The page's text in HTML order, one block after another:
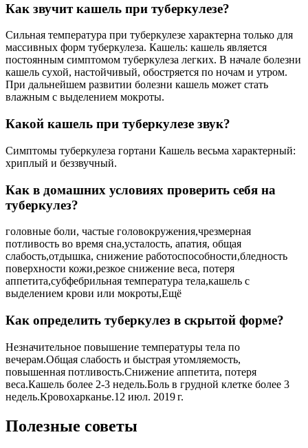
Как звучит кашель при туберкулезе?
Сильная температура при туберкулезе характерна только для
массивных форм туберкулеза. Кашель: кашель является
постоянным симптомом туберкулеза легких. В начале болезни
кашель сухой, настойчивый, обостряется по ночам и утром.
При дальнейшем развитии болезни кашель может стать
влажным с выделением мокроты.
Какой кашель при туберкулезе звук?
Симптомы туберкулеза гортани Кашель весьма характерный:
хриплый и беззвучный.
Как в домашних условиях проверить себя на
туберкулез?
головные боли, частые головокружения,чрезмерная
потливость во время сна,усталость, апатия, общая
слабость,отдышка, снижение работоспособности,бледность
поверхности кожи,резкое снижение веса, потеря
аппетита,субфебрильная температура тела,кашель с
выделением крови или мокроты,Ещё
Как определить туберкулез в скрытой форме?
Незначительное повышение температуры тела по
вечерам.Общая слабость и быстрая утомляемость,
повышенная потливость.Снижение аппетита, потеря
веса.Кашель более 2-3 недель.Боль в грудной клетке более 3
недель.Кровохарканье.12 июл. 2019 г.
Полезные советы